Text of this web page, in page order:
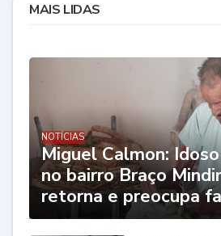
MAIS LIDAS
NOTÍCIAS
Miguel Calmon:
no bairro Braço
retorna e preocupa